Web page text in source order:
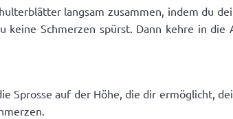
langsam zusammen, indem du
Schmerzen spürst. Dann kehre in die
Sprosse auf der Höhe, die dir ermöglicht,